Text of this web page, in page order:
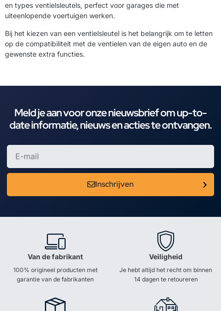
en types ventielsleutels, perfect voor garages die met
uiteenlopende voertuigen werken.
Bij het kiezen van een ventielsleutel is het belangrijk om te letten
op de compatibiliteit met de ventielen van de eigen auto en de
gewenste extra functies.
Meld je aan voor onze nieuwsbrief om up-to-
date informatie, nieuws en acties te ontvangen.
Inschrijven
Van de fabrikant
100% origineel producten met
garantie van de fabrikanten
Veiligheid
Je hebt altijd het recht om binnen
14 dagen te retoureren